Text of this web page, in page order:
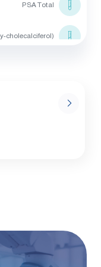
PSA Total
cholecalciferol),
ALT (SGPT)